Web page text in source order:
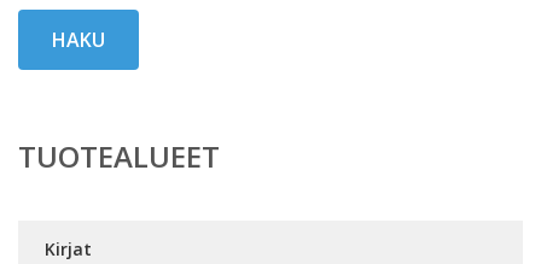
HAKU
TUOTEALUEET
Kirjat